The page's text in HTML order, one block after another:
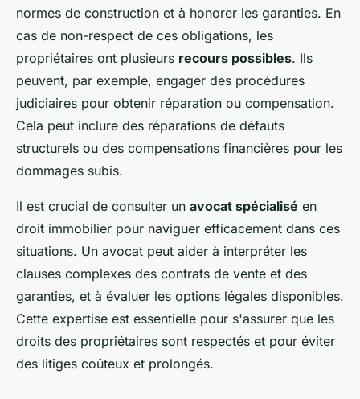
normes de construction et à honorer les garanties. En
cas de non-respect de ces obligations, les
propriétaires ont plusieurs recours possibles. Ils
peuvent, par exemple, engager des procédures
judiciaires pour obtenir réparation ou compensation.
Cela peut inclure des réparations de défauts
structurels ou des compensations financières pour les
dommages subis.
Il est crucial de consulter un avocat spécialisé en
droit immobilier pour naviguer efficacement dans ces
situations. Un avocat peut aider à interpréter les
clauses complexes des contrats de vente et des
garanties, et à évaluer les options légales disponibles.
Cette expertise est essentielle pour s'assurer que les
droits des propriétaires sont respectés et pour éviter
des litiges coûteux et prolongés.